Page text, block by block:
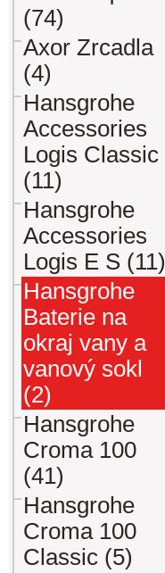
(74)
Axor Zrcadla
(4)
Hansgrohe
Accessories
Logis Classic
(11)
Hansgrohe
Accessories
Logis E S (11)
Hansgrohe
Baterie na
okraj vany a
vanový sokl
(2)
Hansgrohe
Croma 100
(41)
Hansgrohe
Croma 100
Classic (5)